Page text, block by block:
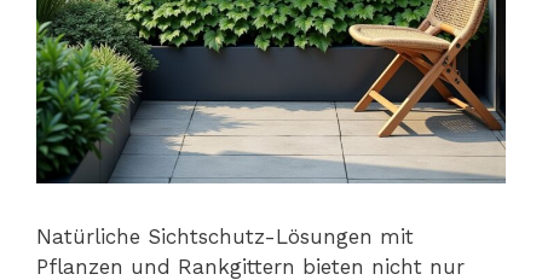
Natürliche Sichtschutz-Lösungen mit
Pflanzen und Rankgittern bieten nicht nur